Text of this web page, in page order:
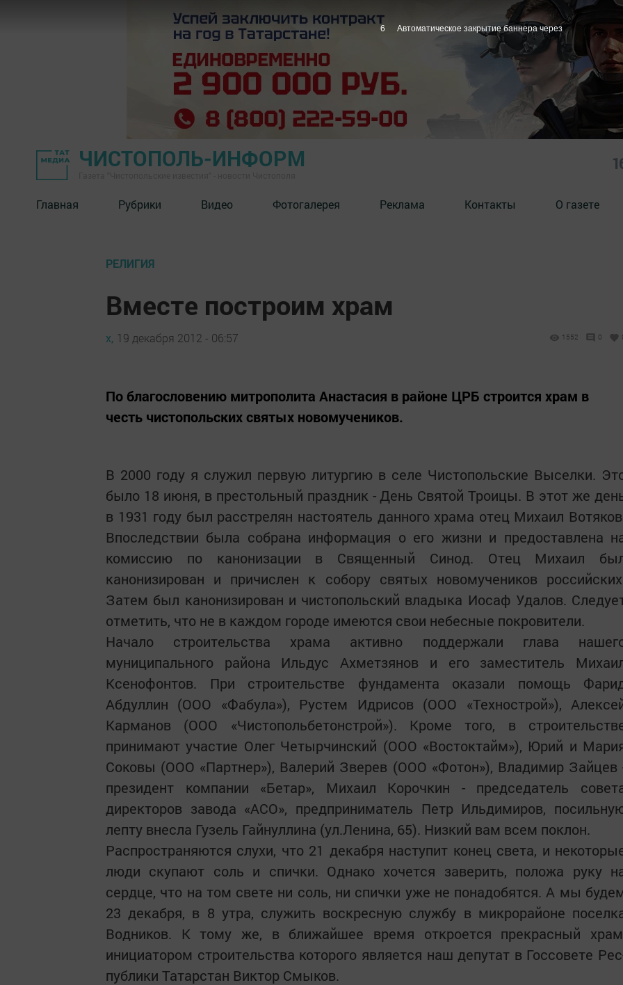
ЧИСТОПОЛЬ-ИНФОРМ
Главная Рубрики Видео Фотогалерея Реклама Контакты О газете
РЕЛИГИЯ
Вместе построим храм
х, 19 декабря 2012 - 06:57 1552 0
По благословению митрополита Анастасия в районе ЦРБ строится храм в
честь чистопольских святых новомучеников.
В 2000 году я служил первую литургию в селе Чистопольские Выселки.
было 18 июня, в престольный праздник - День Святой Троицы. В этот же
в 1931 году был расстрелян настоятель данного храма отец Михаил
Впоследствии была собрана информация о его жизни и предоставлена
комиссию по канонизации в Священный Синод. Отец Михаил
канонизирован и причислен к собору святых новомучеников
Затем был канонизирован и чистопольский владыка Иосаф Удалов.
отметить, что не в каждом городе имеются свои небесные покровители.
Начало строительства храма активно поддержали глава
муниципального района Ильдус Ахметзянов и его заместитель
Ксенофонтов. При строительстве фундамента оказали помощь
Абдуллин (ООО «Фабула»), Рустем Идрисов (ООО «Технострой»),
Карманов (ООО «Чистопольбетонстрой»). Кроме того, в
принимают участие Олег Четырчинский (ООО «Востоктайм»), Юрий и
Соковы (ООО «Партнер»), Валерий Зверев (ООО «Фотон»), Владимир Зайцев
президент компании «Бетар», Михаил Корочкин - председатель
директоров завода «АСО», предприниматель Петр Ильдимиров,
лепту внесла Гузель Гайнуллина (ул.Ленина, 65). Низкий вам всем поклон.
Распространяются слухи, что 21 декабря наступит конец света, и
люди скупают соль и спички. Однако хочется заверить, положа руку
сердце, что на том свете ни соль, ни спички уже не понадобятся. А мы
23 декабря, в 8 утра, служить воскресную службу в микрорайоне
Водников. К тому же, в ближайшее время откроется прекрасный
инициатором строительства которого является наш депутат в Госсовете
публики Татарстан Виктор Смыков.
5 Автоматическое закрытие баннера через